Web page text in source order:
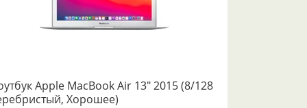
Apple MacBook Air 13" 2015 (8/128
Хорошее)